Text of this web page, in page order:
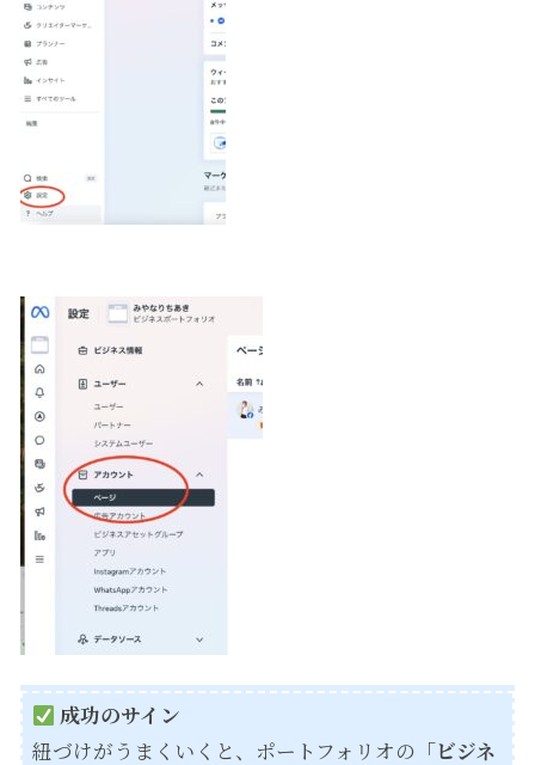
成功のサイン
紐づけがうまくいくと、ポートフォリオの 「ビジネ